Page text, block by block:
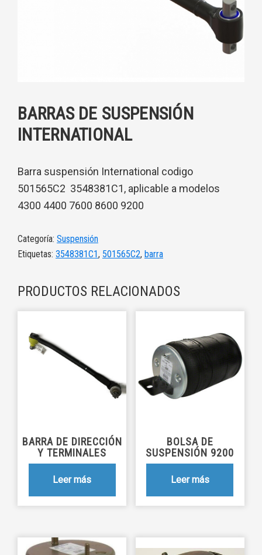
BARRAS DE SUSPENSIÓN
INTERNATIONAL
Barra suspensión International codigo
501565C2 3548381C1, aplicable a modelos
4300 4400 7600 8600 9200
Categoría: Suspensión
Etiquetas: 3548381C1, 501565C2, barra
PRODUCTOS RELACIONADOS
BARRA DE DIRECCIÓN
Y TERMINALES
Leer más
BOLSA DE
SUSPENSIÓN 9200
Leer más